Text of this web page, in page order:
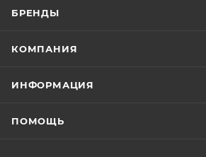
БРЕНДЫ
КОМПАНИЯ
ИНФОРМАЦИЯ
ПОМОЩЬ